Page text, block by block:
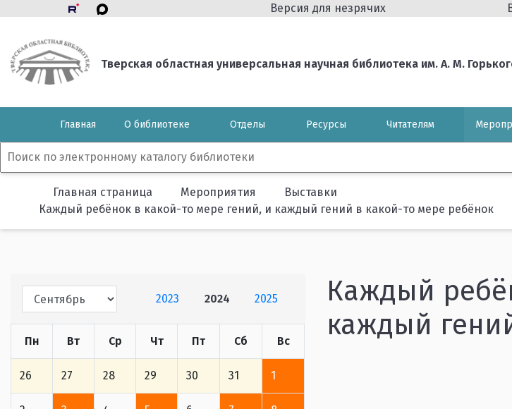
Версия для незрячих
Тверская областная универсальная научная библиотека им. А. М.
Главная О библиотеке Отделы Ресурсы Читателям
Главная страница Мероприятия
Выставки
Каждый ребёнок в какой-то мере гений, и каждый гений в какой-то мере ребёнок
2023 2024 2025
Пн Вт Ср Чт Пт Сб Вс
26 27 28 29 30 31 1
Каждый
каждый